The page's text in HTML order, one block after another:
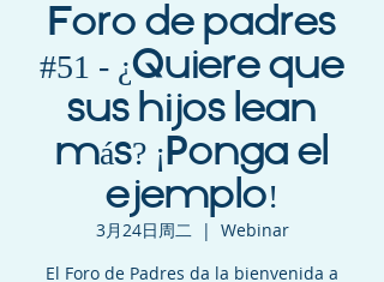
Foro de padres
#51 - ¿Quiere que
sus hijos lean
más? ¡Ponga el
ejemplo!
3月24日周二
  |
Webinar
El Foro de Padres da la bienvenida a